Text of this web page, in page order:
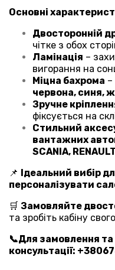
Основні
Двосторонній
чітке з обох
Ламінація –
вигорання на
Міцна бахрома –
червона, синя,
Зручне
фіксується на
Стильний
вантажних
SCANIA,
📌 Ідеальний вибір
персоналізувати
🛒 Замовляйте
та зробіть кабіну
📞Для замовлення та
консультації: